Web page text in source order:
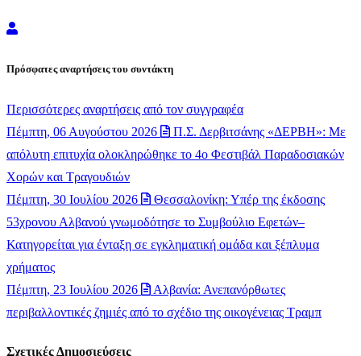
Newsroom
Πρόσφατες αναρτήσεις του συντάκτη
Περισσότερες αναρτήσεις από τον συγγραφέα
Πέμπτη, 06 Αυγούστου 2026
Π.Σ. Δερβιτσάνης «ΔΕΡΒΗ»: Με
απόλυτη επιτυχία ολοκληρώθηκε το 4ο Φεστιβάλ Παραδοσιακών
Χορών και Τραγουδιών
Πέμπτη, 30 Ιουλίου 2026
Θεσσαλονίκη: Υπέρ της έκδοσης
53χρονου Αλβανού γνωμοδότησε το Συμβούλιο Εφετών–
Κατηγορείται για ένταξη σε εγκληματική ομάδα και ξέπλυμα
χρήματος
Πέμπτη, 23 Ιουλίου 2026
Αλβανία: Ανεπανόρθωτες
περιβαλλοντικές ζημιές από το σχέδιο της οικογένειας Τραμπ
Σχετικές Δημοσιεύσεις